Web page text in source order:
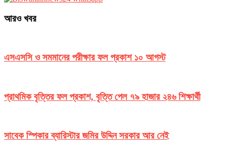
আরও খবর
এসএসসি ও সমমানের পরীক্ষার ফল প্রকাশ ১০ আগস্ট
প্রাথমিক বৃত্তির ফল প্রকাশ, বৃত্তি পেল ৭৯ হাজার ২৪৬ শিক্ষার্থী
সাবেক স্পিকার ব্যারিস্টার জমির উদ্দিন সরকার আর নেই